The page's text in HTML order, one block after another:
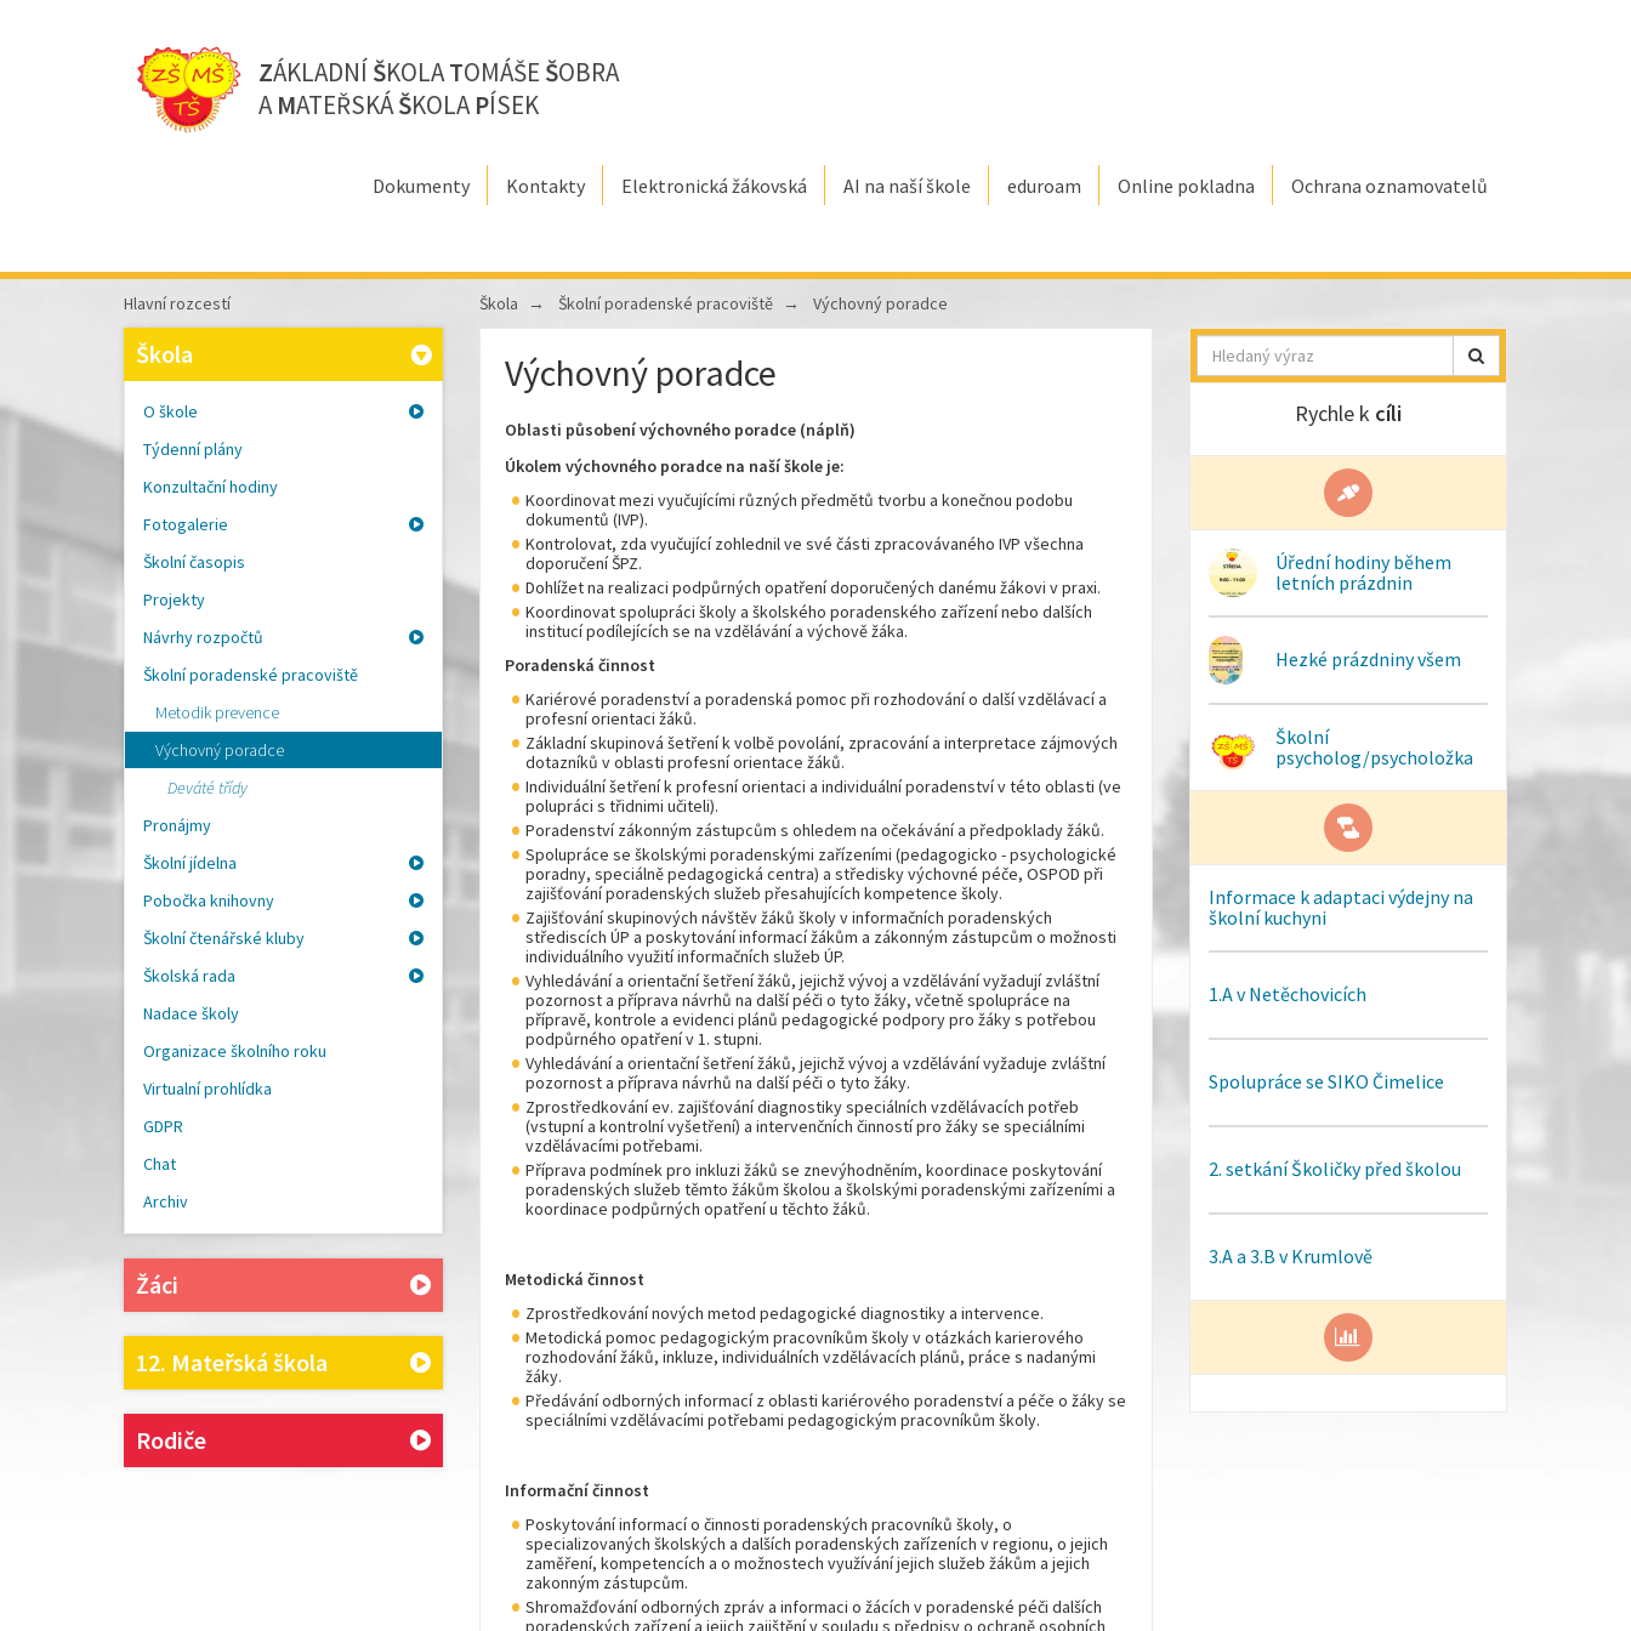
ZÁKLADNÍ ŠKOLATOMÁŠE ŠOBRA
AMATEŘSKÁŠKOLAPÍSEK
Dokumenty Kontakty Elektronická žákovská AI na naší škole eduroam Online pokladna Ochrana oznamovatelů
Hlavní rozcestí
Škola
O škole
Týdenní plány
Konzultační hodiny
Fotogalerie
Školní časopis
Projekty
Návrhy rozpočtů
Školní poradenské pracoviště
Metodik prevence
Výchovný poradce
Deváté třídy
Pronájmy
Školní jídelna
Pobočka knihovny
Školní čtenářské kluby
Školská rada
Nadace školy
Organizace školního roku
Virtualní prohlídka
GDPR
Chat
Archiv
Žáci
12. Mateřská škola
Rodiče
Škola Školní poradenské pracoviště Výchovný poradce
Výchovný poradce
Oblasti působení výchovného poradce (náplň)
Úkolem výchovného poradce na naší škole je:
Koordinovat mezi vyučujícími různých předmětů tvorbu a konečnou podobu
dokumentů (IVP).
Kontrolovat, zda vyučující zohlednil ve své části zpracovávaného IVP všechna
doporučení ŠPZ.
Dohlížet na realizaci podpůrných opatření doporučených danému žákovi v praxi.
Koordinovat spolupráci školy a školského poradenského zařízení nebo dalších
institucí podílejících se na vzdělávání a výchově žáka.
Poradenská činnost
Kariérové poradenství a poradenská pomoc při rozhodování o další vzdělávací a
profesní orientaci žáků.
Základní skupinová šetření k volbě povolání, zpracování a interpretace zájmových
dotazníků v oblasti profesní orientace žáků.
Individuální šetření k profesní orientaci a individuální poradenství v této oblasti (ve
polupráci s třidnimi učiteli).
Poradenství zákonným zástupcům s ohledem na očekávání a předpoklady žáků.
Spolupráce se školskými poradenskými zařízeními (pedagogicko - psychologické
poradny, speciálně pedagogická centra) a středisky výchovné péče, OSPOD při
zajišťování poradenských služeb přesahujících kompetence školy.
Zajišťování skupinových návštěv žáků školy v informačních poradenských
střediscích ÚP a poskytování informací žákům a zákonným zástupcům o možnosti
individuálního využití informačních služeb ÚP.
Vyhledávání a orientační šetření žáků, jejichž vývoj a vzdělávání vyžadují zvláštní
pozornost a příprava návrhů na další péči o tyto žáky, včetně spolupráce na
přípravě, kontrole a evidenci plánů pedagogické podpory pro žáky s potřebou
podpůrného opatření v 1. stupni.
Vyhledávání a orientační šetření žáků, jejichž vývoj a vzdělávání vyžaduje zvláštní
pozornost a příprava návrhů na další péči o tyto žáky.
Zprostředkování ev. zajišťování diagnostiky speciálních vzdělávacích potřeb
(vstupní a kontrolní vyšetření) a intervenčních činností pro žáky se speciálními
vzdělávacími potřebami.
Příprava podmínek pro inkluzi žáků se znevýhodněním, koordinace poskytování
poradenských služeb těmto žákům školou a školskými poradenskými zařízeními a
koordinace podpůrných opatření u těchto žáků.
Metodická činnost
Zprostředkování nových metod pedagogické diagnostiky a intervence.
Metodická pomoc pedagogickým pracovníkům školy v otázkách karierového
rozhodování žáků, inkluze, individuálních vzdělávacích plánů, práce s nadanými
žáky.
Předávání odborných informací z oblasti kariérového poradenství a péče o žáky se
speciálními vzdělávacími potřebami pedagogickým pracovníkům školy.
Informační činnost
Poskytování informací o činnosti poradenských pracovníků školy, o
specializovaných školských a dalších poradenských zařízeních v regionu, o jejich
zaměření, kompetencích a o možnostech využívání jejich služeb žákům a jejich
zakonným zástupcům.
Shromažďování odborných zpráv a informaci o žácích v poradenské péči dalších
poradenských zařízení a jejich zajištění v souladu s předpisy o ochraně osobních
Hledat
Rychle k cíli
Úřední hodiny během
letních prázdnin
Hezké prázdniny všem
Školní
psycholog/psycholožka
Informace k adaptaci výdejny na
školní kuchyni
1.A v Netěchovicích
Spolupráce se SIKO Čimelice
2. setkání Školičky před školou
3.A a 3.B v Krumlově